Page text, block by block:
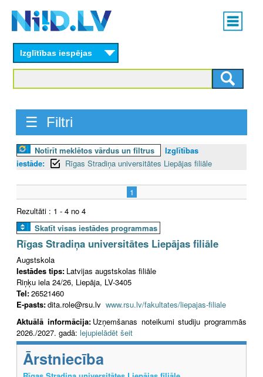
content
Main
menu
Izglītības iespējas
☰ Filtri
Notīrīt meklētos vārdus un filtrus
Izglītības
iestāde:
Rīgas Stradiņa universitātes Liepājas filiāle
1
Rezultāti : 1 - 4 no 4
Skatīt visas iestādes programmas
Rīgas Stradiņa universitātes Liepājas filiāle
Augstskola
Iestādes tips: Latvijas augstskolas filiāle
Riņķu iela 24/26, Liepāja, LV-3405
Tel:26521460
E-pasts:dita.role@rsu.lv www.rsu.lv/fakultates/liepajas-filiale
Aktuālā informācija: Uzņemšanas noteikumi studiju programmās
2026./2027. gadā: lejupielādēt šeit
Ārstniecība